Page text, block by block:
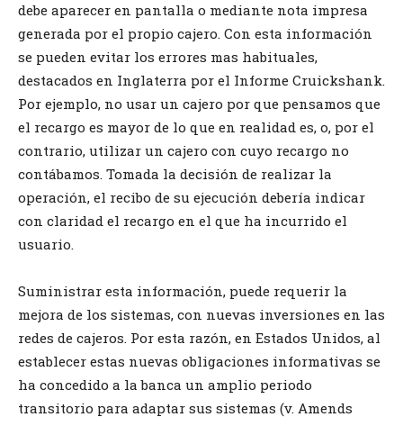
debe aparecer en pantalla o mediante nota impresa
generada por el propio cajero. Con esta información
se pueden evitar los errores mas habituales,
destacados en Inglaterra por el Informe Cruickshank.
Por ejemplo, no usar un cajero por que pensamos que
el recargo es mayor de lo que en realidad es, o, por el
contrario, utilizar un cajero con cuyo recargo no
contábamos. Tomada la decisión de realizar la
operación, el recibo de su ejecución debería indicar
con claridad el recargo en el que ha incurrido el
usuario.
Suministrar esta información, puede requerir la
mejora de los sistemas, con nuevas inversiones en las
redes de cajeros. Por esta razón, en Estados Unidos, al
establecer estas nuevas obligaciones informativas se
ha concedido a la banca un amplio periodo
transitorio para adaptar sus sistemas (v. Amends